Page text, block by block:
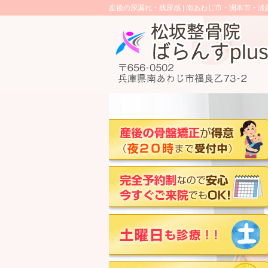
産後の尿漏れ・残尿感 | 南あわじ市・洲本市・淡